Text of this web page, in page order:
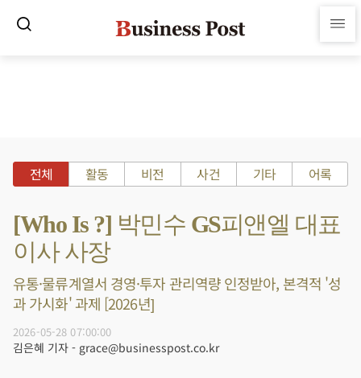
전체 활동 비전 사건 기타 어록
[Who Is ?] 박민수 GS피앤엘 대표
이사 사장
유통·물류계열서 경영·투자 관리역량 인정받아, 본격적 '성
과 가시화' 과제 [2026년]
2026-05-28 07:00:00
김은혜 기자 - grace@businesspost.co.kr